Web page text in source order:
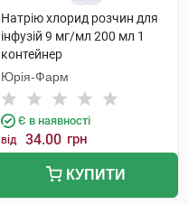
Натрію хлорид розчин для
інфузій 9 мг/мл 200 мл 1
контейнер
Юрія-Фарм
Є в наявності
від 34.00 грн
КУПИТИ